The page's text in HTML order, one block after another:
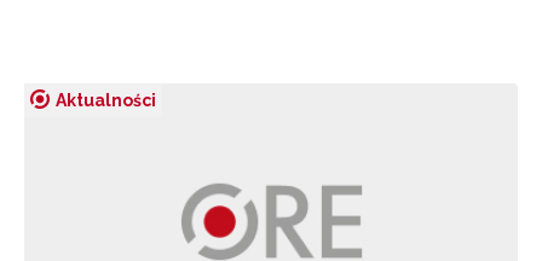
Aktualności